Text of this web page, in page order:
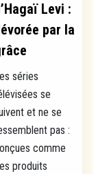
Levi :
par la
séries
se
et ne se
pas :
comme
produits